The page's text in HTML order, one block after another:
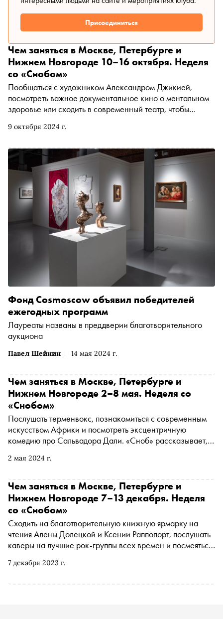
публики и вере в российское искусство
Присоединиться
9 октября 2024 г.
Чем заняться в Москве, Петербурге и
Нижнем Новгороде 10–16 октября. Неделя
со «Снобом»
Пообщаться с художником Александром Джикией,
посмотреть важное документальное кино о ментальном
здоровье или сходить в современный театр, чтобы
чем заняться и куда сходить на ближайшей неделе
Павел Шейнин 14 мая 2024 г.
Фонд Cosmoscow объявил победителей
ежегодных программ
Лауреаты названы в преддверии благотворительного
аукциона
2 мая 2024 г.
Чем заняться в Москве, Петербурге и
Нижнем Новгороде 2–8 мая. Неделя со
«Снобом»
Послушать терменвокс, познакомиться с современным
искусством Африки и посмотреть эксцентричную
комедию про Сальвадора Дали. «Сноб» рассказывает,
7 декабря 2023 г.
Чем заняться в Москве, Петербурге и
Нижнем Новгороде 7–13 декабря. Неделя
со «Снобом»
Сходить на благотворительную книжную ярмарку на
чтения Алены Долецкой и Ксении Раппопорт, послушать
каверы на лучшие рок-группы всех времен и посмеяться
заняться и куда сходить на ближайшей неделе